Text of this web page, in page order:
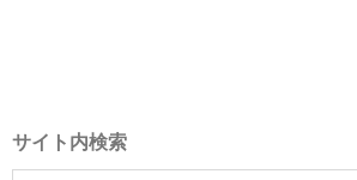
サイト内検索